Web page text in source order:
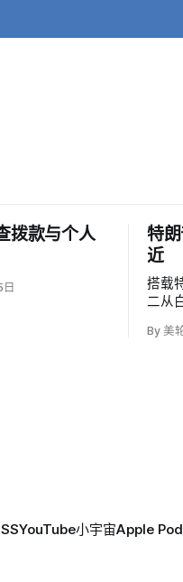
拨款与个人
特
近
搭载
二从
起飞
By 美
YouTube小宇宙Apple